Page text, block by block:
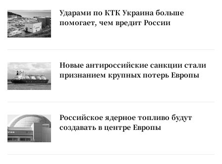
Ударами по КТК Украина больше
помогает, чем вредит России
Новые антироссийские санкции стали
признанием крупных потерь Европы
Российское ядерное топливо будут
создавать в центре Европы